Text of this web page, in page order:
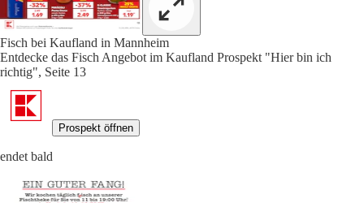
Fisch bei Kaufland in Mannheim
Entdecke das Fisch Angebot im Kaufland Prospekt "Hier bin ich
richtig", Seite 13
Prospekt öffnen
endet bald